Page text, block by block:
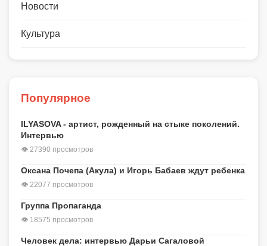
Новости
Культура
Популярное
ILYASOVA - артист, рожденный на стыке поколений.
Интервью
👁 27390 просмотров
Оксана Почепа (Акула) и Игорь Бабаев ждут ребенка
👁 22077 просмотров
Группа Пропаганда
👁 18575 просмотров
Человек дела: интервью Дарьи Сагаловой